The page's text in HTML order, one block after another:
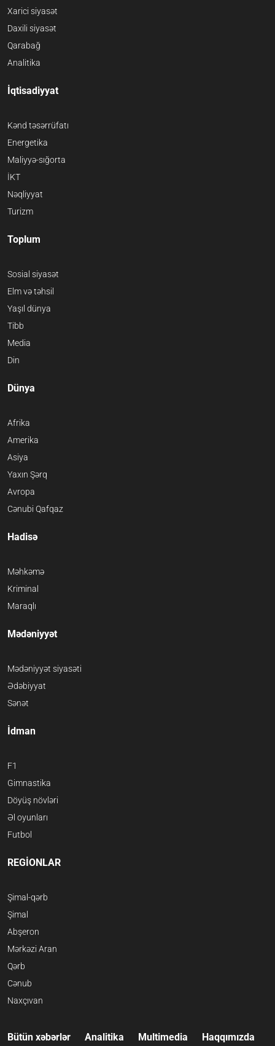
Xarici siyasət
Daxili siyasət
Qarabağ
Analitika
İqtisadiyyat
Kənd təsərrüfatı
Energetika
Maliyyə-sığorta
İKT
Nəqliyyat
Turizm
Toplum
Sosial siyasət
Elm və təhsil
Yaşıl dünya
Tibb
Media
Din
Dünya
Afrika
Amerika
Asiya
Yaxın Şərq
Avropa
Cənubi Qafqaz
Hadisə
Məhkəmə
Kriminal
Maraqlı
Mədəniyyət
Mədəniyyət siyasəti
Ədəbiyyat
Sənət
İdman
F1
Gimnastika
Döyüş növləri
Əl oyunları
Futbol
REGİONLAR
Şimal-qərb
Şimal
Abşeron
Mərkəzi Aran
Qərb
Cənub
Naxçıvan
Bütün xəbərlər Analitika Multimedia Haqqımızda